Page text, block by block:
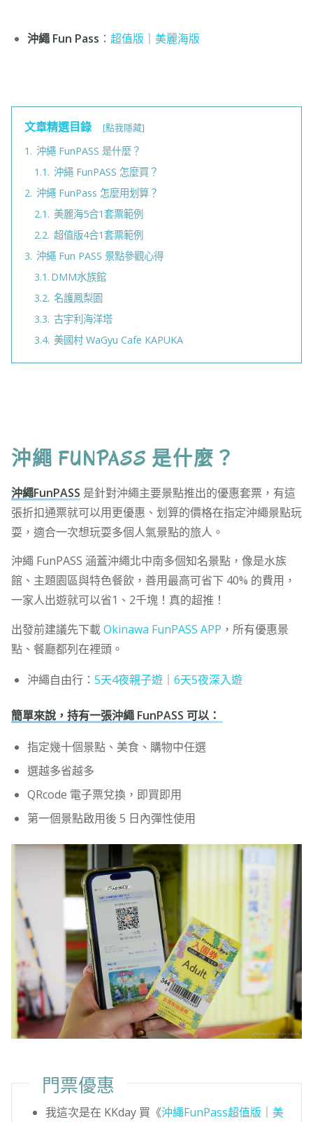
沖繩 Fun Pass ： 超值版 美麗海版
文章精選目錄 [點我隱藏]
1. 沖繩 FunPASS 是什麼？
1.1. 沖繩 FunPASS 怎麼買？
2. 沖繩 FunPass 怎麼用划算？
2.1. 美麗海5合1套票範例
2.2. 超值版4合1套票範例
3. ​ 沖繩 Fun PASS 景點參觀心得
3.1. ​DMM水族館
3.2. 名護鳳梨園
3.3. 古宇利海洋塔
3.4. 美國村 WaGyu Cafe KAPUKA
沖繩 FUNPASS 是什麼？
沖繩FunPASS 是針對沖繩主要景點推出的優惠套票，有這
張折扣通票就可以用更優惠、划算的價格在指定沖繩景點玩
耍，適合一次想玩耍多個人氣景點的旅人。
沖繩 FunPASS 涵蓋沖繩北中南多個知名景點，像是水族
館、主題園區與特色餐飲，善用最高可省下 40% 的費用，
一家人出遊就可以省1、2千塊！真的超推！
出發前建議先下載Okinawa FunPASS APP ，所有優惠景
點、餐廳都列在裡頭。
沖繩自由行： 5天4夜親子遊｜ 6天5夜深入遊
簡單來說，持有一張沖繩 FunPASS 可以：
指定幾十個景點、美食、購物中任選
選越多省越多
QRcode 電子票兌換，即買即用
第一個景點啟用後 5 日內彈性使用
門票優惠
我這次是在 KKday 買《沖繩FunPass超值版
美